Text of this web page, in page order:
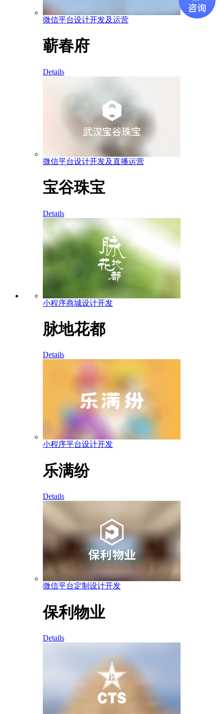
微信平台设计开发及运营
蕲春府
Details
微信平台设计开发及直播运营
宝谷珠宝
Details
小程序商城设计开发
脉地花都
Details
小程序平台设计开发
乐满纷
Details
微信平台定制设计开发
保利物业
Details